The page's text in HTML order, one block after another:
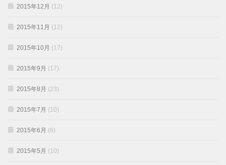
2015年12月 (12)
2015年11月 (12)
2015年10月 (17)
2015年9月 (17)
2015年8月 (23)
2015年7月 (10)
2015年6月 (6)
2015年5月 (10)